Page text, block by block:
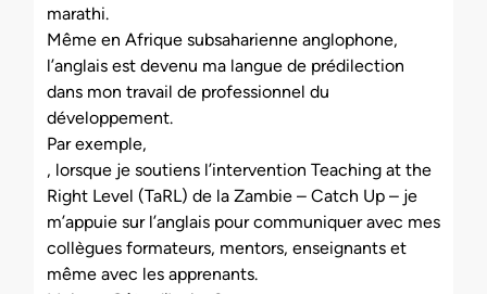
marathi.
Même en Afrique subsaharienne anglophone,
l’anglais est devenu ma langue de prédilection
dans mon travail de professionnel du
développement.
Par exemple,
, lorsque je soutiens l’intervention Teaching at the
Right Level (TaRL) de la Zambie – Catch Up – je
m’appuie sur l’anglais pour communiquer avec mes
collègues formateurs, mentors, enseignants et
même avec les apprenants.